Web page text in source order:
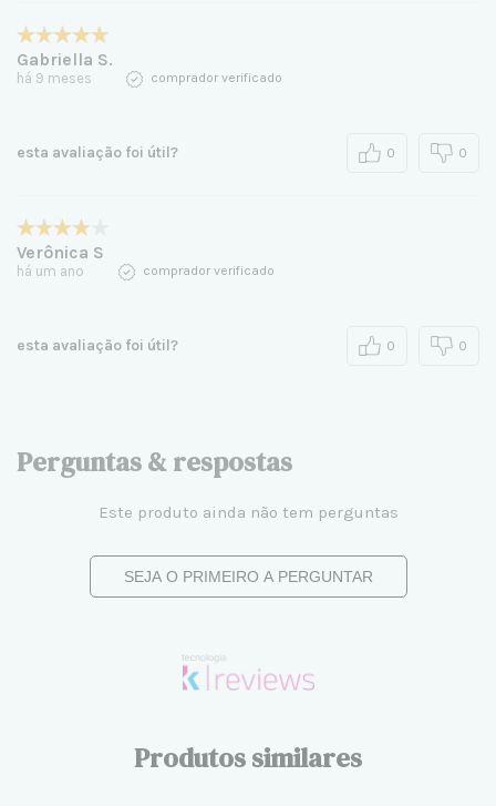
Gabriella S.
há 9 meses comprador verificado
esta avaliação foi útil? 0 0
Verônica S
há um ano comprador verificado
esta avaliação foi útil? 0 0
Perguntas & respostas
Este produto ainda não tem perguntas
SEJA O PRIMEIRO A PERGUNTAR
Produtos similares